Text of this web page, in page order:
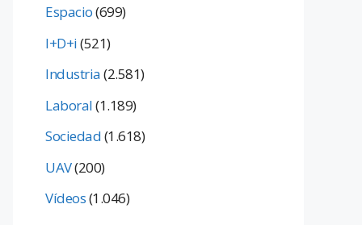
Espacio(699)
I+D+i(521)
Industria(2.581)
Laboral(1.189)
Sociedad(1.618)
UAV(200)
Vídeos(1.046)